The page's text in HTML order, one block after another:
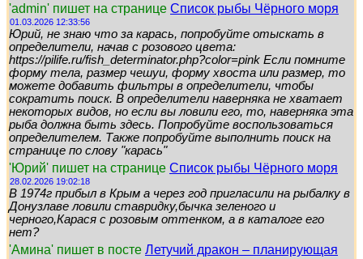
'admin' пишет на странице Список рыбы Чёрного моря
01.03.2026 12:33:56
Юрий, не знаю что за карась, попробуйте отыскать в
определители, начав с розового цвета:
https://pilife.ru/fish_determinator.php?color=pink Если помните
форму тела, размер чешуи, форму хвоста или размер, то
можете добавить фильтры в определители, чтобы
сократить поиск. В определители наверняка не хватает
некоторых видов, но если вы ловили его, то, наверняка эта
рыба должна быть здесь. Попробуйте воспользоваться
определителем. Также попробуйте выполнить поиск на
странице по слову "карась"
'Юрий' пишет на странице Список рыбы Чёрного моря
28.02.2026 19:02:18
В 1974г прибыл в Крым а через год пригласили на рыбалку в
Донузлаве ловили ставридку,бычка зеленого и
черного,Карася с розовым оттенком, а в каталоге его
нет?
'Амина' пишет в посте Летучий дракон – планирующая